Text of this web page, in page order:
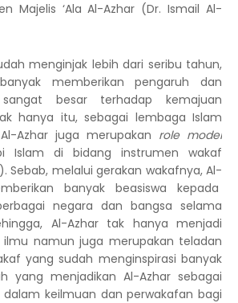
Majelis ‘Ala Al-Azhar (Dr. Ismail Al-
menginjak lebih dari seribu tahun,
memberikan pengaruh dan
besar terhadap kemajuan
hanya itu, sebagai lembaga Islam
Azhar juga merupakan role model
Islam di bidang instrumen wakaf
Sebab, melalui gerakan wakafnya, Al-
banyak beasiswa kepada
negara dan bangsa selama
Al-Azhar tak hanya menjadi
namun juga merupakan teladan
yang sudah menginspirasi banyak
yang menjadikan Al-Azhar sebagai
keilmuan dan perwakafan bagi